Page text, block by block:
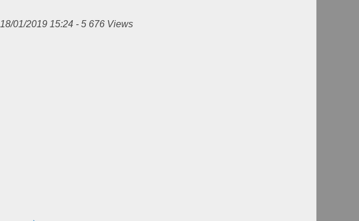
18/01/2019 15:24 - 5 676 Views